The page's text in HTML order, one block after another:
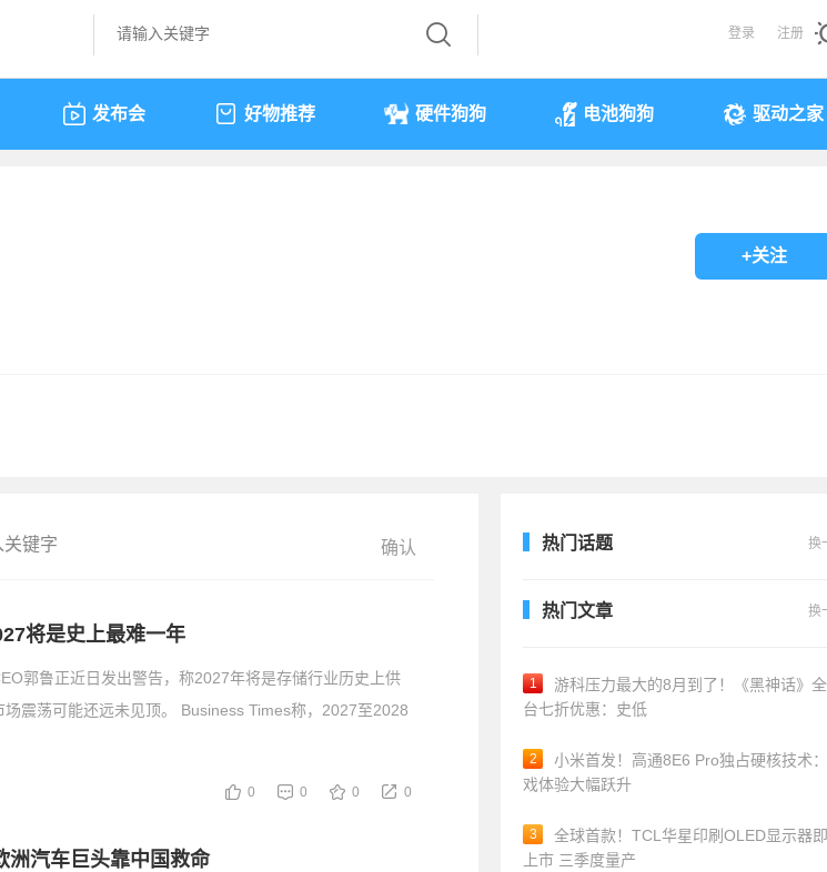
登录 注册
发布会 好物推荐 硬件狗狗 电池狗狗 驱动之家
+关注
将是史上最难一年
郭鲁正近日发出警告，称2027年将是存储行业历史上供
震荡可能还远未见顶。 Business Times称，2027至2028
0 0 0 0
洲汽车巨头靠中国救命
热门话题 换
热门文章 换
1
游科压力最大的8月到了！《黑神话》
台七折优惠：史低
2
小米首发！高通8E6 Pro独占硬核技术
戏体验大幅跃升
3
全球首款！TCL华星印刷OLED显示器
上市 三季度量产